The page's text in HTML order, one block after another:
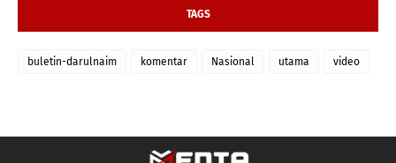
TAGS
buletin-darulnaim komentar Nasional utama video